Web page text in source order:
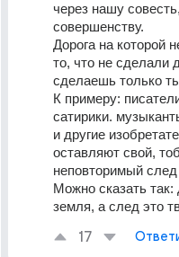
через нашу
совершенству.
Дорога на которой
то, что не сделали
сделаешь только
К примеру:
сатирики.
и другие
оставляют свой,
неповторимый
Можно сказать так:
земля, а след это
17